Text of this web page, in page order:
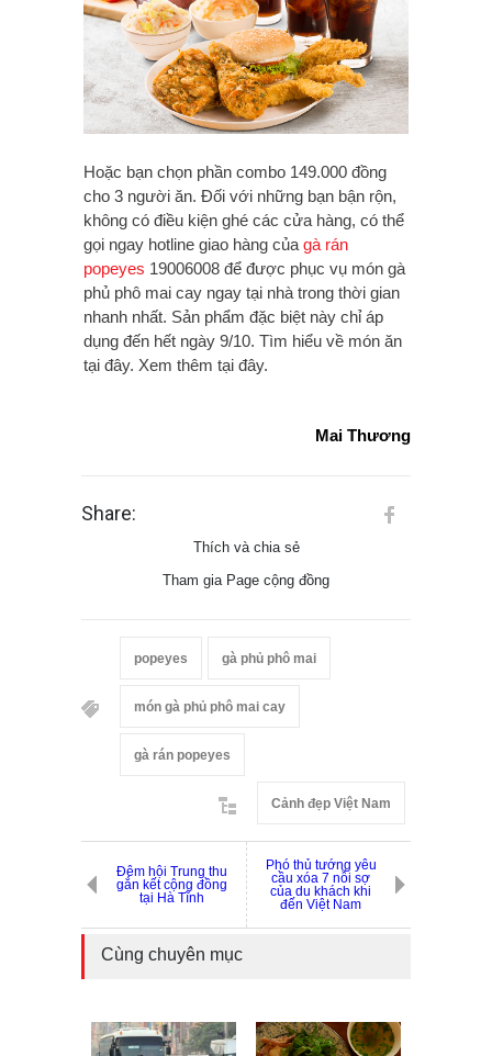
Hoặc bạn chọn phần combo 149.000 đồng
cho 3 người ăn. Đối với những bạn bận rộn,
không có điều kiện ghé các cửa hàng, có thể
gọi ngay hotline giao hàng của gà rán
popeyes 19006008 để được phục vụ món gà
phủ phô mai cay ngay tại nhà trong thời gian
nhanh nhất. Sản phẩm đặc biệt này chỉ áp
dụng đến hết ngày 9/10. Tìm hiểu về món ăn
tại đây. Xem thêm tại đây.
Mai Thương
Share:
Thích và chia sẻ
Tham gia Page cộng đồng
popeyes gà phủ phô mai
món gà phủ phô mai cay
gà rán popeyes
Cảnh đẹp Việt Nam
Đêm hội Trung thu
gắn kết cộng đồng
tại Hà Tĩnh
Phó thủ tướng yêu
cầu xóa 7 nỗi sợ
của du khách khi
đến Việt Nam
Cùng chuyên mục